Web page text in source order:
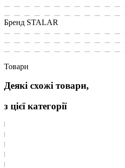
Бренд STALAR
Товари
Деякі схожі товари,
з цієї категорії